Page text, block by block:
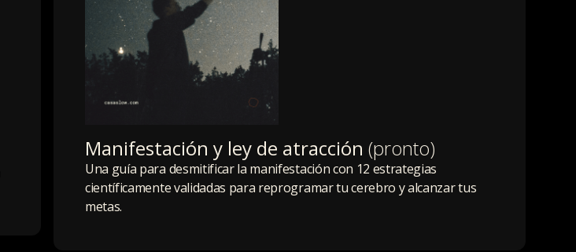
Manifestación y ley de atracción (pronto)
Una guía para desmitificar la manifestación con 12 estrategias
científicamente validadas para reprogramar tu cerebro y alcanzar tus
metas.